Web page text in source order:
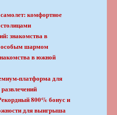
комфортное
знакомства в
особым шармом
в южной
платформа для
800% бонус и
для выигрыша